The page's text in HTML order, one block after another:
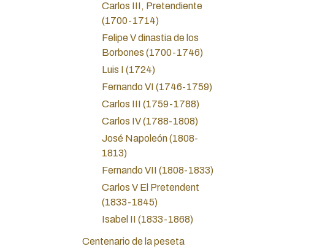
Carlos III, Pretendiente
(1700-1714)
Felipe V dinastia de los
Borbones (1700-1746)
Luis I (1724)
Fernando VI (1746-1759)
Carlos III (1759-1788)
Carlos IV (1788-1808)
José Napoleón (1808-
1813)
Fernando VII (1808-1833)
Carlos V El Pretendent
(1833-1845)
Isabel II (1833-1868)
Centenario de la peseta